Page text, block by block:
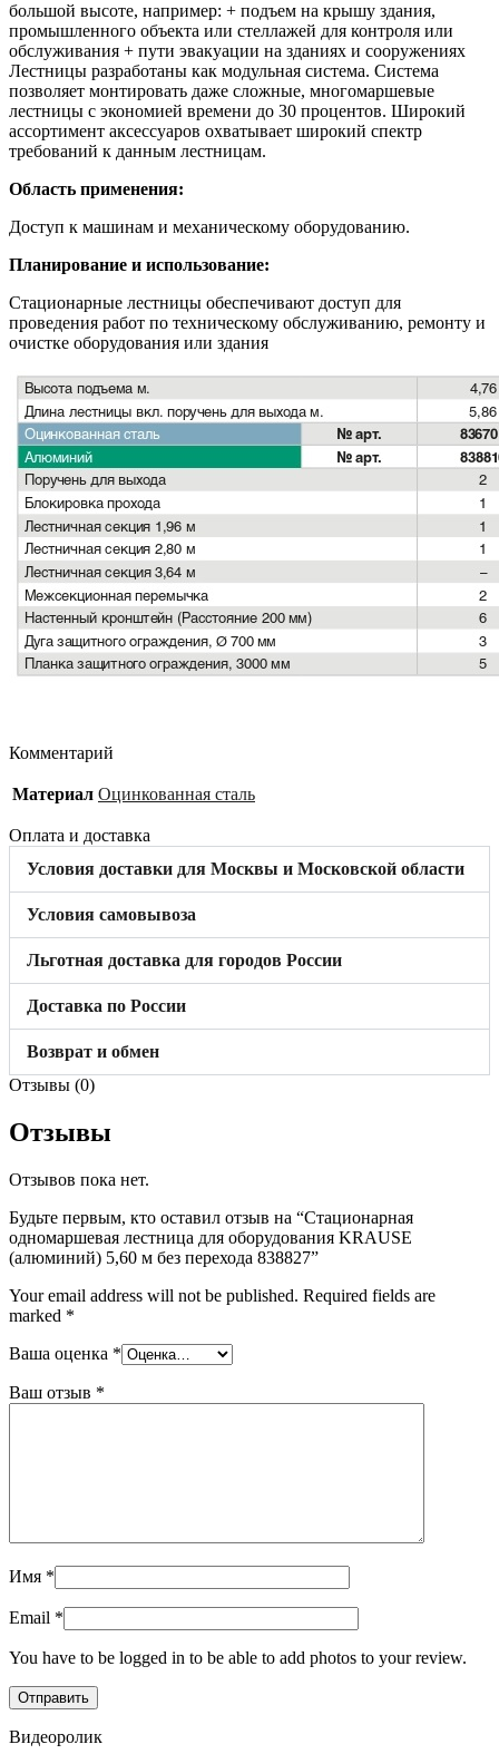
большой высоте, например: + подъем на крышу здания,
промышленного объекта или стеллажей для контроля или
обслуживания + пути эвакуации на зданиях и сооружениях
Лестницы разработаны как модульная система. Система
позволяет монтировать даже сложные, многомаршевые
лестницы с экономией времени до 30 процентов. Широкий
ассортимент аксессуаров охватывает широкий спектр
требований к данным лестницам.
Область применения:
Доступ к машинам и механическому оборудованию.
Планирование и использование:
Стационарные лестницы обеспечивают доступ для
проведения работ по техническому обслуживанию, ремонту и
очистке оборудования или здания
Комментарий
Материал Оцинкованная сталь
Оплата и доставка
Условия доставки для Москвы и Московской области
Условия самовывоза
Льготная доставка для городов России
Доставка по России
Возврат и обмен
Отзывы (0)
Отзывы
Отзывов пока нет.
Будьте первым, кто оставил отзыв на “Стационарная
одномаршевая лестница для оборудования KRAUSE
(алюминий) 5,60 м без перехода 838827”
Your email address will not be published. Required fields are
marked *
Ваша оценка *
Ваш отзыв *
Имя *
Email *
You have to be logged in to be able to add photos to your review.
Видеоролик